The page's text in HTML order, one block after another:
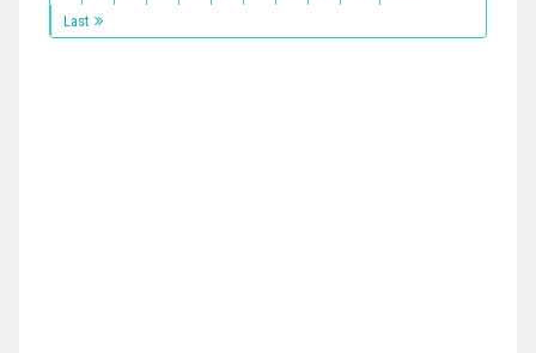
Last